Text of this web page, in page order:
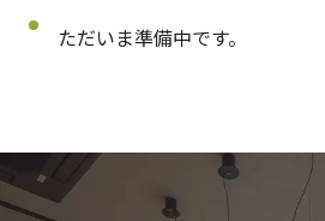
ただいま準備中です。